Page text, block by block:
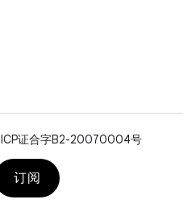
ICP证合字B2-20070004号
订阅